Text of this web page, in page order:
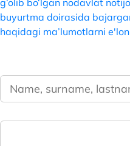
g‘olib bo‘lgan nodavlat
buyurtma doirasida
haqidagi ma’lumotlarni